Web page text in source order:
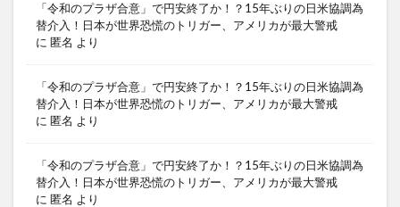
「令和のプラザ合意」で円安終了か！？15年ぶりの日米協調為
替介入！日本が世界恐慌のトリガー、アメリカが最大警戒
に 匿名 より
「令和のプラザ合意」で円安終了か！？15年ぶりの日米協調為
替介入！日本が世界恐慌のトリガー、アメリカが最大警戒
に 匿名 より
「令和のプラザ合意」で円安終了か！？15年ぶりの日米協調為
替介入！日本が世界恐慌のトリガー、アメリカが最大警戒
に 匿名 より